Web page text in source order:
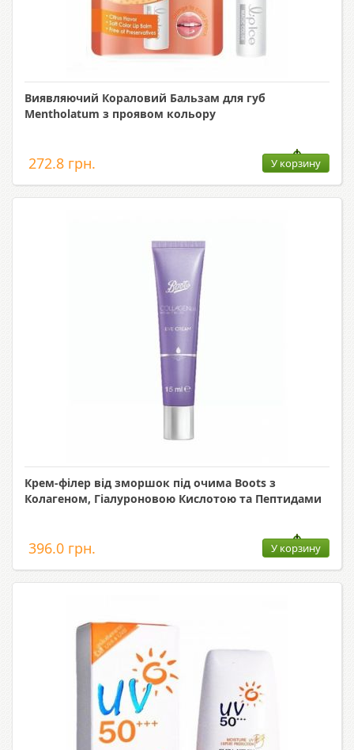
Виявляючий Кораловий Бальзам для губ
Mentholatum з проявом кольору
272.8 грн. У корзину
Крем-філер від зморшок під очима Boots з
Колагеном, Гіалуроновою Кислотою та Пептидами
396.0 грн. У корзину